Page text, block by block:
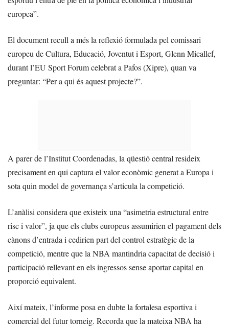
europea”.
El document recull a més la reflexió formulada pel comissari
europeu de Cultura, Educació, Joventut i Esport, Glenn Micallef,
durant l’EU Sport Forum celebrat a Pafos (Xipre), quan va
preguntar: “Per a qui és aquest projecte?”.
A parer de l’Institut Coordenadas, la qüestió central resideix
precisament en qui captura el valor econòmic generat a Europa i
sota quin model de governança s’articula la competició.
L’anàlisi considera que existeix una “asimetria estructural entre
risc i valor”, ja que els clubs europeus assumirien el pagament dels
cànons d’entrada i cedirien part del control estratègic de la
competició, mentre que la NBA mantindria capacitat de decisió i
participació rellevant en els ingressos sense aportar capital en
proporció equivalent.
Així mateix, l’informe posa en dubte la fortalesa esportiva i
comercial del futur torneig. Recorda que la mateixa NBA ha